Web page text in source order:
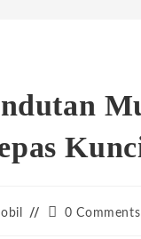
Post0 Comments